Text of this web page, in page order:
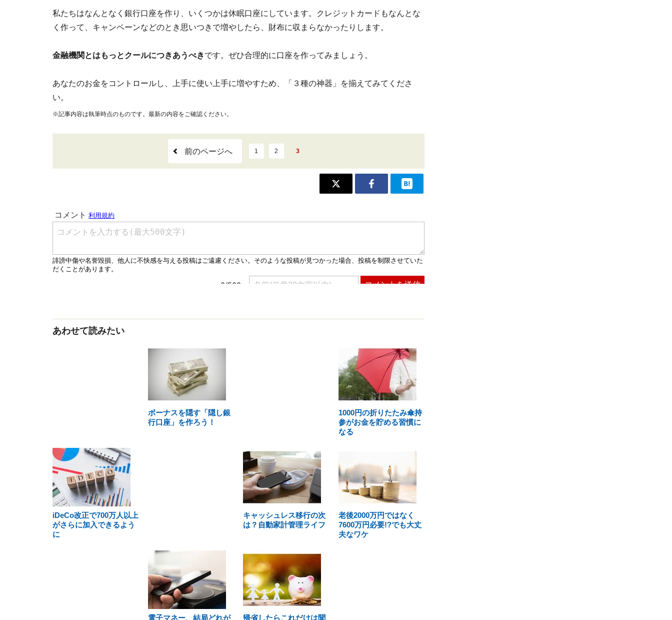
私たちはなんとなく銀行口座を作り、いくつかは休眠口座にしています。クレジットカードもなんとな
く作って、キャンペーンなどのとき思いつきで増やしたら、財布に収まらなかったりします。
金融機関とはもっとクールにつきあうべきです。ぜひ合理的に口座を作ってみましょう。
あなたのお金をコントロールし、上手に使い上手に増やすため、「３種の神器」を揃えてみてくださ
い。
※記事内容は執筆時点のものです。最新の内容をご確認ください。
前のページへ 1 2 3
あわせて読みたい
ボーナスを隠す「隠し銀
行口座」を作ろう！
1000円の折りたたみ傘持
参がお金を貯める習慣に
なる
iDeCo改正で700万人以上
がさらに加入できるよう
に
キャッシュレス移行の次
は？自動家計管理ライフ
老後2000万円ではなく
7600万円必要!?でも大丈
夫なワケ
電子マネー、結局どれが 帰省したらこれだけは聞